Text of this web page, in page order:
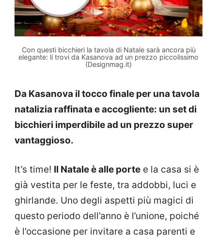
Con questi bicchieri la tavola di Natale sarà ancora più
elegante: li trovi da Kasanova ad un prezzo piccolissimo
(Designmag.it)
Da Kasanova il tocco finale per una tavola
natalizia raffinata e accogliente: un set di
bicchieri imperdibile ad un prezzo super
vantaggioso.
It’s time! Il Natale è alle porte e la casa si è
già vestita per le feste, tra addobbi, luci e
ghirlande. Uno degli aspetti più magici di
questo periodo dell’anno è l’unione, poiché
è l’occasione per invitare a casa parenti e